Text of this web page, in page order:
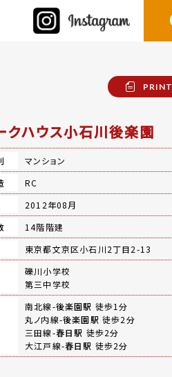
PRINT
クハウス小石川後楽園
マンション
RC
2012年08月
14階階建
東京都文京区小石川2丁目2-13
礫川小学校
第三中学校
南北線-後楽園駅 徒歩1分
丸ノ内線-後楽園駅 徒歩2分
三田線-春日駅 徒歩2分
大江戸線-春日駅 徒歩2分